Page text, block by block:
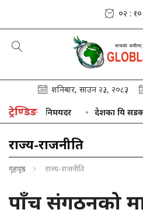
०२ :
शनिबार, साउन २३, २०८३
ट्रेण्डिङ
विनिमयदर देशका यि सडक अवरुद्ध
राज्य-राजनीति
गृहपृष्ठ राज्य-राजनीति
पाँच संगठनको